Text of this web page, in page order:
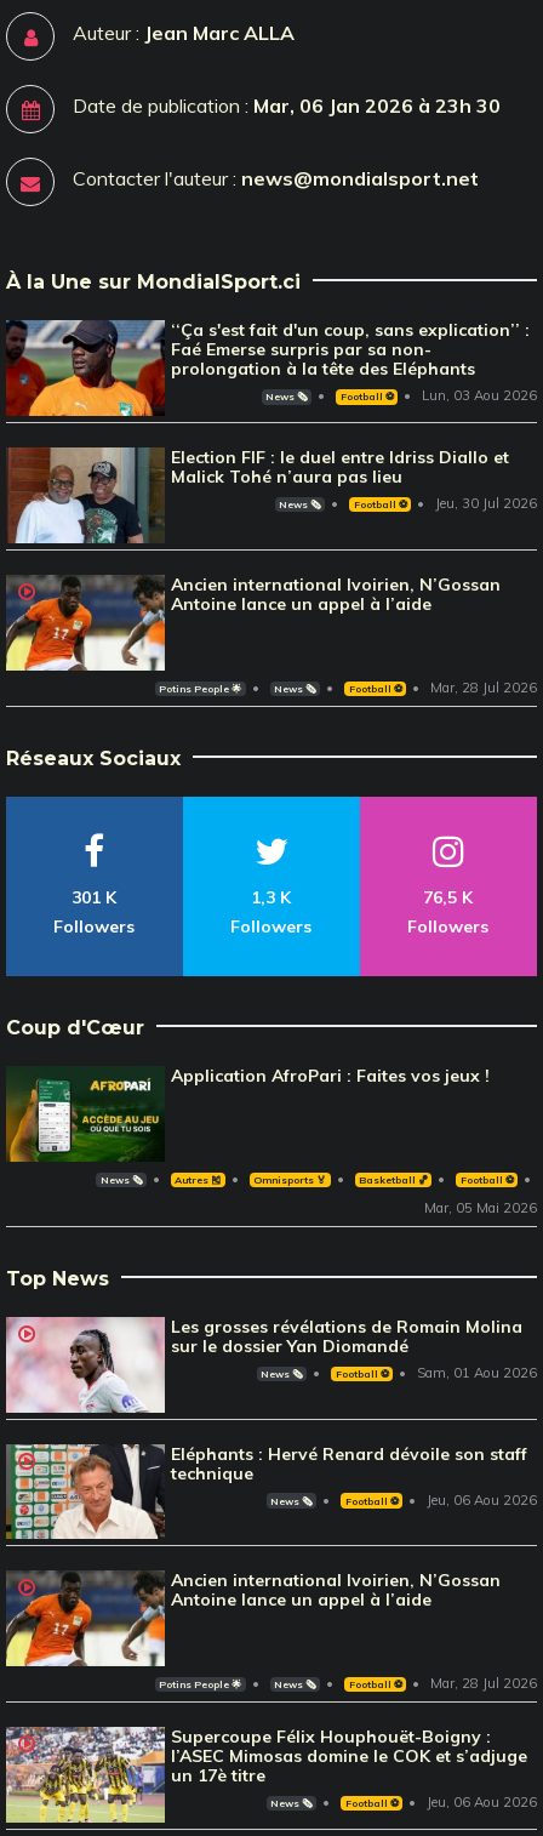
Auteur : Jean Marc ALLA
Date de publication : Mar, 06 Jan 2026 à 23h 30
Contacter l'auteur : news@mondialsport.net
À la Une sur MondialSport.ci
‘‘Ça s'est fait d'un coup, sans explication’’ :
Faé Emerse surpris par sa non-
prolongation à la tête des Eléphants
News 🗞️ Football ⚽️ Lun, 03 Aou 2026
Election FIF : le duel entre Idriss Diallo et
Malick Tohé n’aura pas lieu
News 🗞️ Football ⚽️ Jeu, 30 Jul 2026
Ancien international Ivoirien, N’Gossan
Antoine lance un appel à l’aide
Potins People 🌟 News 🗞️ Football ⚽️ Mar, 28 Jul 2026
Réseaux Sociaux
301 K
Followers
1,3 K
Followers
76,5 K
Followers
Coup d'Cœur
Application AfroPari : Faites vos jeux !
News 🗞️ Autres 🎽 Omnisports 🏅 Basketball 🏀 Football ⚽️
Mar, 05 Mai 2026
Top News
Les grosses révélations de Romain Molina
sur le dossier Yan Diomandé
News 🗞️ Football ⚽️ Sam, 01 Aou 2026
Eléphants : Hervé Renard dévoile son staff
technique
News 🗞️ Football ⚽️ Jeu, 06 Aou 2026
Ancien international Ivoirien, N’Gossan
Antoine lance un appel à l’aide
Potins People 🌟 News 🗞️ Football ⚽️ Mar, 28 Jul 2026
Supercoupe Félix Houphouët-Boigny :
l’ASEC Mimosas domine le COK et s’adjuge
un 17è titre
News 🗞️ Football ⚽️ Jeu, 06 Aou 2026